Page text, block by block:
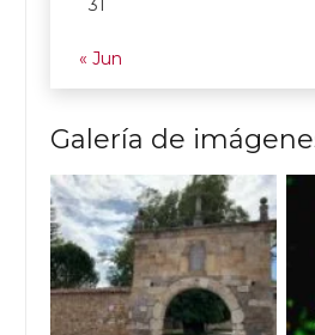
31
« Jun
Galería de